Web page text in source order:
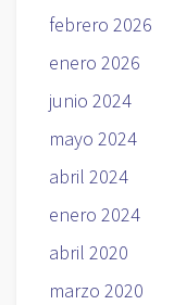
febrero 2026
enero 2026
junio 2024
mayo 2024
abril 2024
enero 2024
abril 2020
marzo 2020